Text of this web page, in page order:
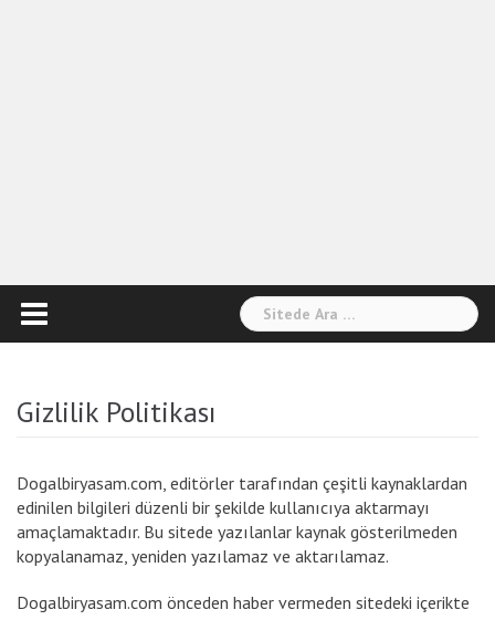
Arama:
Gizlilik Politikası
Dogalbiryasam.com, editörler tarafından çeşitli kaynaklardan
edinilen bilgileri düzenli bir şekilde kullanıcıya aktarmayı
amaçlamaktadır. Bu sitede yazılanlar kaynak gösterilmeden
kopyalanamaz, yeniden yazılamaz ve aktarılamaz.
Dogalbiryasam.com önceden haber vermeden sitedeki içerikte